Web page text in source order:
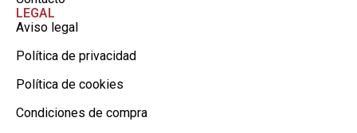
LEGAL
Aviso legal
Política de privacidad
Política de cookies
Condiciones de compra